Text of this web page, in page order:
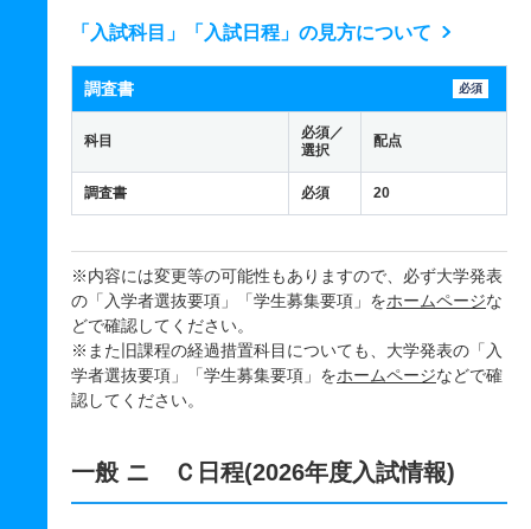
「入試科目」「入試日程」の見方について
調査書 必須
科目
必須／
選択
配点
調査書 必須 20
※内容には変更等の可能性もありますので、必ず大学発表
の「入学者選抜要項」「学生募集要項」をホームページな
どで確認してください。
※また旧課程の経過措置科目についても、大学発表の「入
学者選抜要項」「学生募集要項」をホームページなどで確
認してください。
一般 ニ Ｃ日程(2026年度入試情報)